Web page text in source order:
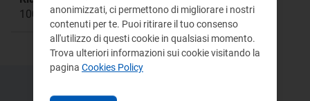
1009
anonimizzati, ci permettono di migliorare i nostri
contenuti per te. Puoi ritirare il tuo consenso
all'utilizzo di questi cookie in qualsiasi momento.
Trova ulteriori informazioni sui cookie visitando la
pagina Cookies Policy